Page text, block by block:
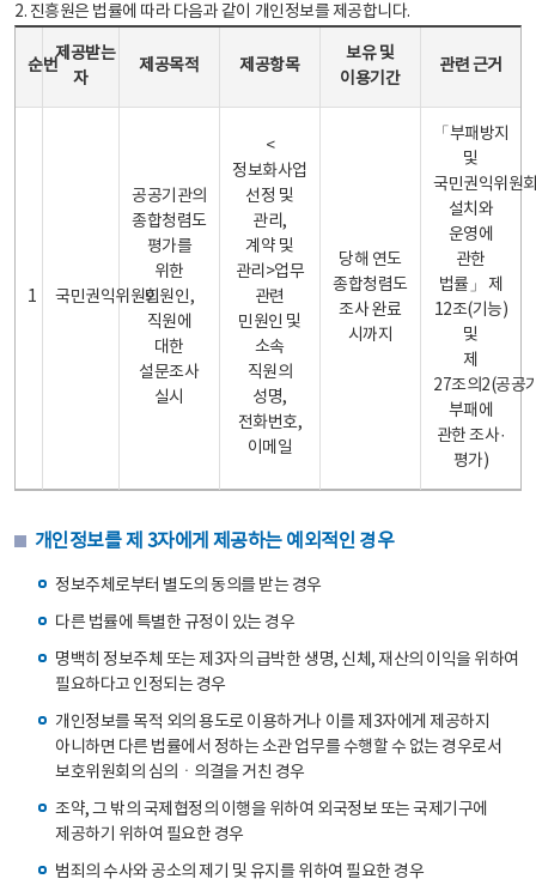
2. 진흥원은 법률에 따라 다음과 같이 개인정보를 제공합니다.
순번
제공받는
자
제공목적 제공항목
보유 및
이용기간
관련 근거
1 국민권익위원회
공공기관의
종합청렴도
평가를
위한
민원인,
직원에
대한
설문조사
실시
<
정보화사업
선정 및
관리,
계약 및
관리>업무
관련
민원인 및
소속
직원의
성명,
전화번호,
이메일
당해 연도
종합청렴도
조사 완료
시까지
「부패방지
및
국민권익위원
설치와
운영에
관한
법률」 제
12조(기능)
및
제
27조의2(공공
부패에
관한 조사·
평가)
개인정보를 제 3자에게 제공하는 예외적인 경우
정보주체로부터 별도의 동의를 받는 경우
다른 법률에 특별한 규정이 있는 경우
명백히 정보주체 또는 제3자의 급박한 생명, 신체, 재산의 이익을 위하여
필요하다고 인정되는 경우
개인정보를 목적 외의 용도로 이용하거나 이를 제3자에게 제공하지
아니하면 다른 법률에서 정하는 소관 업무를 수행할 수 없는 경우로서
보호위원회의 심의ㆍ의결을 거친 경우
조약, 그 밖의 국제협정의 이행을 위하여 외국정보 또는 국제기구에
제공하기 위하여 필요한 경우
범죄의 수사와 공소의 제기 및 유지를 위하여 필요한 경우